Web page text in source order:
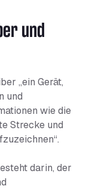
und
„ein Gerät,
und
wie die
Strecke und
darin, der